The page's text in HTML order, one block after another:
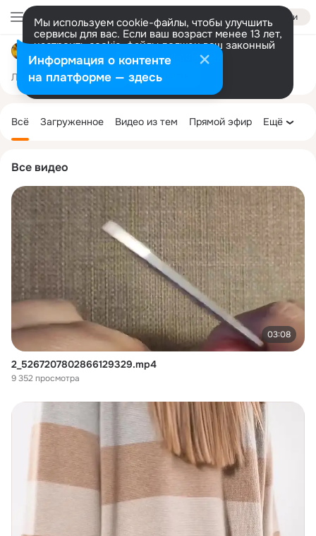
Войти
Мы используем cookie-файлы, чтобы улучшить
сервисы для вас. Если ваш возраст менее 13 лет,
настроить cookie-файлы должен ваш законный
представитель. Больше информации
Разрешить все Настроить
Лента Участники 26K Темы 15K
Все видео
03:08
2_5267207802866129329.mp4
9 352 просмотра
колонка
Всё Загруженное Видео из тем Прямой эфир Ещё
Информация о контенте
на платформе — здесь